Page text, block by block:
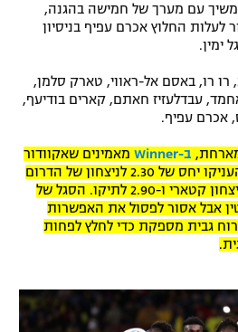
עם מערך של חמישה בהגנה,
לעלות החלוץ אכרם עפיף בניסיון
ימין.
רו רו, באסם אל-ראווי, טארק סלמן,
עבדלעזיז חאתם, קארים בודיעף,
אכרם עפיף.
ב-Winner
מאמינים שאקוודור
תחגוג במשחק הפתיחה והעניקו יחס של 2.30 לניצחון של הדרום
אמריקאים, לעומת 3.05 לניצחון קטארי ו-2.90 לתיקו. הסגל של
אבל אסור לפסול את האפשרות
רוח גבית מספקת כדי לחלץ לפחות